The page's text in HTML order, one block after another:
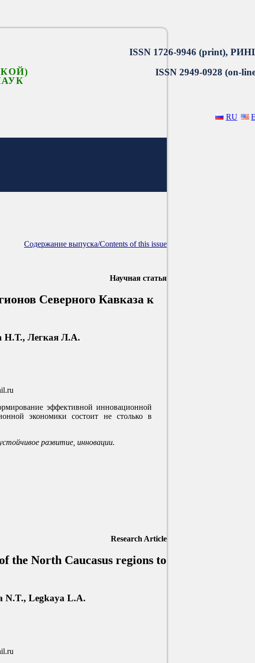
ISSN 1726-9946 (print),
ISSN 2949-0928 (on-
RU
Содержание выпуска/Contents of this issue
Научная статья
Северного Кавказа к
Н.Т., Легкая Л.А.
эффективной инновационной
экономики состоит не столько в
развитие, инновации.
Research Article
North Caucasus regions to
N.T., Legkaya L.A.